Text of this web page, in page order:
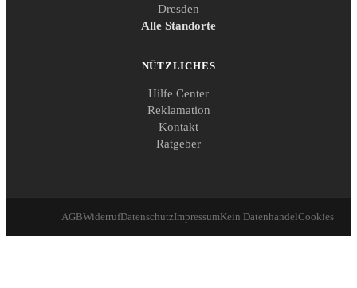
Dresden
Alle Standorte
NÜTZLICHES
Hilfe Center
Reklamation
Kontakt
Ratgeber
AGBWiderrufDatenschutzImpressumKein DatenhandelCookies